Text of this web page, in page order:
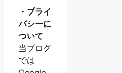
・プライ
バシーに
ついて
当ブログ
では